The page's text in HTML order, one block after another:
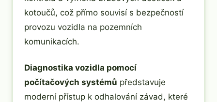
kotoučů, což přímo souvisí s bezpečností
provozu vozidla na pozemních
komunikacích.
Diagnostika vozidla pomocí
počítačových systémů představuje
moderní přístup k odhalování závad, které